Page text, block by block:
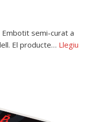
Embotit semi-curat a
El producte… Llegiu